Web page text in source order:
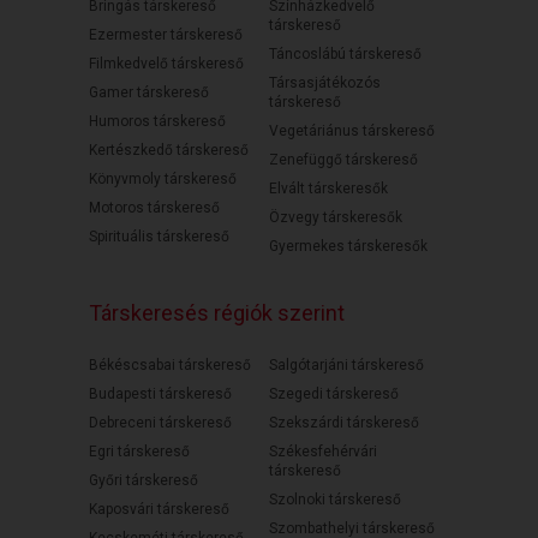
Bringás társkereső
Ezermester társkereső
Filmkedvelő társkereső
Gamer társkereső
Humoros társkereső
Kertészkedő társkereső
Könyvmoly társkereső
Motoros társkereső
Spirituális társkereső
Színházkedvelő
társkereső
Táncoslábú társkereső
Társasjátékozós
társkereső
Vegetáriánus társkereső
Zenefüggő társkereső
Elvált társkeresők
Özvegy társkeresők
Gyermekes társkeresők
Társkeresés régiók szerint
Békéscsabai társkereső
Budapesti társkereső
Debreceni társkereső
Egri társkereső
Győri társkereső
Kaposvári társkereső
Salgótarjáni társkereső
Szegedi társkereső
Szekszárdi társkereső
Székesfehérvári
társkereső
Szolnoki társkereső
Szombathelyi társkereső